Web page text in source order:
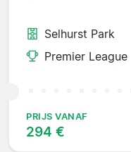
Selhurst Park
Premier League
PRIJS VANAF
294 €